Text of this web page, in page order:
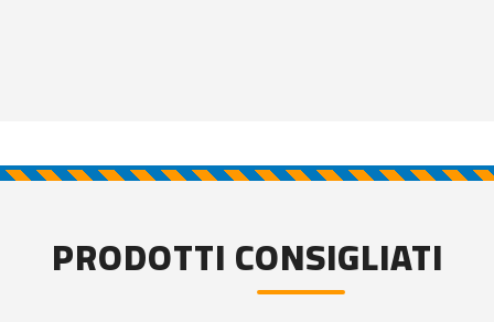
PRODOTTI CONSIGLIATI